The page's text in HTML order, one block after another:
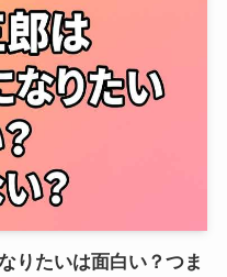
りたいは面白い？つま